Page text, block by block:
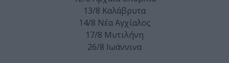
13/8 Καλάβρυτα
14/8 Νέα Αγχίαλος
17/8 Μυτιλήνη
26/8 Ιωάννινα